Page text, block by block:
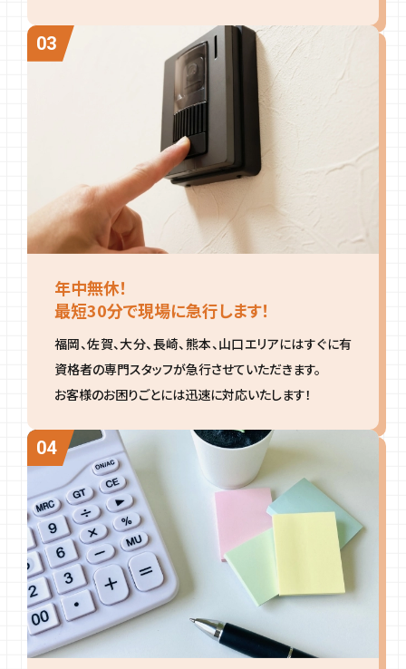
年中無休！
最短30分で現場に急行します！
福岡、佐賀、大分、長崎、熊本、山口エリアにはすぐに有
資格者の専門スタッフが急行させていただきます。
お客様のお困りごとには迅速に対応いたします！